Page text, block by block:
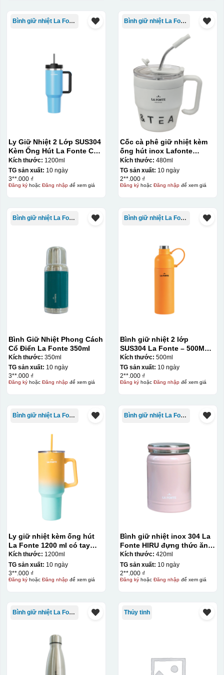
Thợ đang căn chỉnh dán decal lên bát cơm
Chén sau khi được dán xong (chưa nung)
Bình giữ nhiệt La Fonte
Ly Giữ Nhiệt 2 Lớp SUS304
Kèm Ống Hút La Fonte Có
Tay Cầm 1200ml
Kích thước: 1200ml
TG sản xuất: 10 ngày
3**.000 ₫
Đăng kýhoặc Đăng nhậpđể xem giá
Bình giữ nhiệt La Fonte
Cốc cà phê giữ nhiệt kèm
ống hút inox Lafonte
480ML – 012782
Kích thước: 480ml
TG sản xuất: 10 ngày
2**.000 ₫
Đăng kýhoặc Đăng nhậpđể xem giá
Bình giữ nhiệt La Fonte
Bình Giữ Nhiệt Phong Cách
Cổ Điển La Fonte 350ml
Kích thước: 350ml
TG sản xuất: 10 ngày
3**.000 ₫
Đăng kýhoặc Đăng nhậpđể xem giá
Bình giữ nhiệt La Fonte
Bình giữ nhiệt 2 lớp
SUS304 La Fonte – 500ML –
012737
Kích thước: 500ml
TG sản xuất: 10 ngày
2**.000 ₫
Đăng kýhoặc Đăng nhậpđể xem giá
Bình giữ nhiệt La Fonte
Ly giữ nhiệt kèm ống hút
La Fonte 1200 ml có tay
cầm – 012317
Kích thước: 1200ml
TG sản xuất: 10 ngày
3**.000 ₫
Đăng kýhoặc Đăng nhậpđể xem giá
Bình giữ nhiệt La Fonte
Bình giữ nhiệt inox 304 La
Fonte HIRU đựng thức ăn
420 ml – 012348
Kích thước: 420ml
TG sản xuất: 10 ngày
2**.000 ₫
Đăng kýhoặc Đăng nhậpđể xem giá
Bình giữ nhiệt La Fonte Thủy tinh